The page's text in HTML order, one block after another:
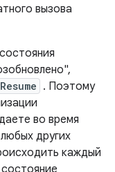
вызова
. Поэтому
во время
других
каждый